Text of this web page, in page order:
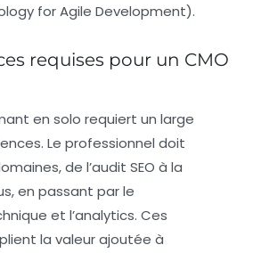
for Agile Development).
requises pour un CMO
en solo requiert un large
Le professionnel doit
de l’audit SEO à la
en passant par le
et l’analytics. Ces
la valeur ajoutée à